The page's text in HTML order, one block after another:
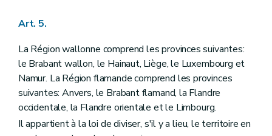
Art. 79
Art. 80
Art. 81
Art. 82
Art. 83
Art. 84
Chapitre III DU ROI ET DU GOUVERNEMENT FEDERAL
Section première Du Roi
Art. 5.
La Région wallonne comprend les provinces suivantes:
le Brabant wallon, le Hainaut, Liège, le Luxembourg et
Namur. La Région flamande comprend les provinces
suivantes: Anvers, le Brabant flamand, la Flandre
occidentale, la Flandre orientale et le Limbourg.
Il appartient à la loi de diviser, s'il y a lieu, le territoire en